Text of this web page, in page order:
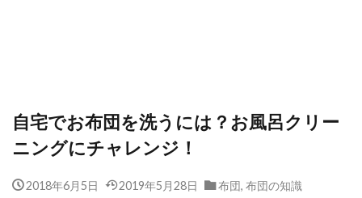
自宅でお布団を洗うには？お風呂クリー
ニングにチャレンジ！
2018年6月5日 2019年5月28日 布団, 布団の知識